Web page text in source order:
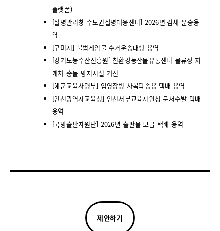
플랫폼)
[질병관리청 수도권질병대응센터] 2026년 검체 운송용
역
[구미시] 불법게임물 수거운송대행 용역
[경기도농수산진흥원] 친환경농산물유통센터 물류장 지
게차 충돌 방지시설 개선
[해군교육사령부] 입영장병 사복탁송용 택배 용역
[인천광역시교육청] 인천서부교육지원청 문서수발 택배
용역
[국방출판지원단] 2026년 출판물 보급 택배 용역
제안하기